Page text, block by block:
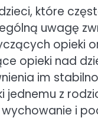
które
uwagę
opieki
opieki nad
im
z
i